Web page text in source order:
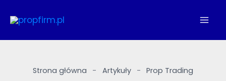
do
Strona główna - Artykuły - Prop Trading